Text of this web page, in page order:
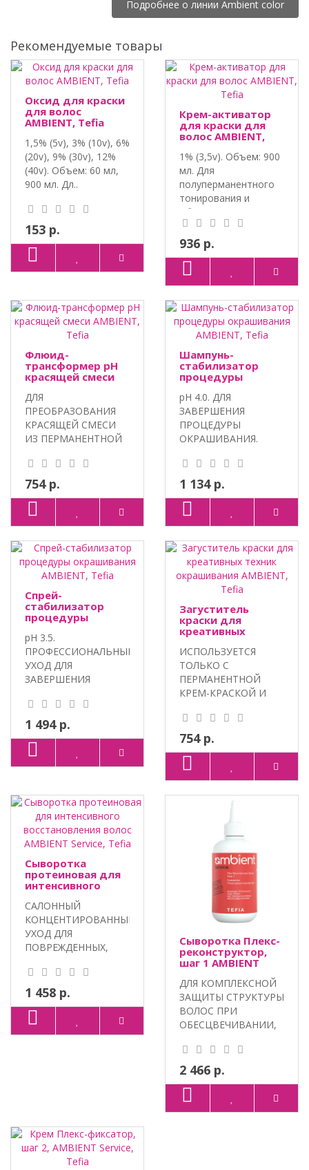
Подробнее о линии Ambient color
Рекомендуемые товары
Оксид для краски
для волос
AMBIENT, Tefia
1,5% (5v), 3% (10v), 6%
(20v), 9% (30v), 12%
(40v). Объем: 60 мл,
900 мл. Дл..
153 р.
Крем-активатор
для краски для
волос AMBIENT,
1% (3,5v). Объем: 900
мл. Для
полуперманентного
тонирования и
обновлени..
936 р.
Флюид-
трансформер pH
красящей смеси
ДЛЯ
ПРЕОБРАЗОВАНИЯ
КРАСЯЩЕЙ СМЕСИ
ИЗ ПЕРМАНЕНТНОЙ
ПОЛУПЕРМАНЕНТНУЮ.
100% VEGA..
754 р.
Шампунь-
стабилизатор
процедуры
AMBIENT, Tefia
pH 4.0. ДЛЯ
ЗАВЕРШЕНИЯ
ПРОЦЕДУРЫ
ОКРАШИВАНИЯ.
ПАНТЕНОЛ,
ЭКСТРАКТ ЛИ..
1 134 р.
Спрей-
стабилизатор
процедуры
AMBIENT, Tefia
pH 3.5.
ПРОФЕССИОНАЛЬНЫЙ
УХОД ДЛЯ
ЗАВЕРШЕНИЯ
ВОЛОС. 100% VEGAN,
МАС..
1 494 р.
Загуститель
краски для
креативных
окрашивания
AMBIENT, Tefia
ИСПОЛЬЗУЕТСЯ
ТОЛЬКО С
ПЕРМАНЕНТНОЙ
КРЕМ-КРАСКОЙ И
AMBIENT ДЛЯ ..
754 р.
Сыворотка
протеиновая для
интенсивного
восстановления
волос AMBIENT
Service, Tefia
САЛОННЫЙ
КОНЦЕНТИРОВАННЫЙ
УХОД ДЛЯ
ПОВРЕЖДЕННЫХ,
ЛОМКИХ ВОЛОС...
1 458 р.
Сыворотка Плекс-
реконструктор,
шаг 1 AMBIENT
ДЛЯ КОМПЛЕКСНОЙ
ЗАЩИТЫ СТРУКТУРЫ
ВОЛОС ПРИ
ОБЕСЦВЕЧИВАНИИ,
ХИМИЧЕС..
2 466 р.